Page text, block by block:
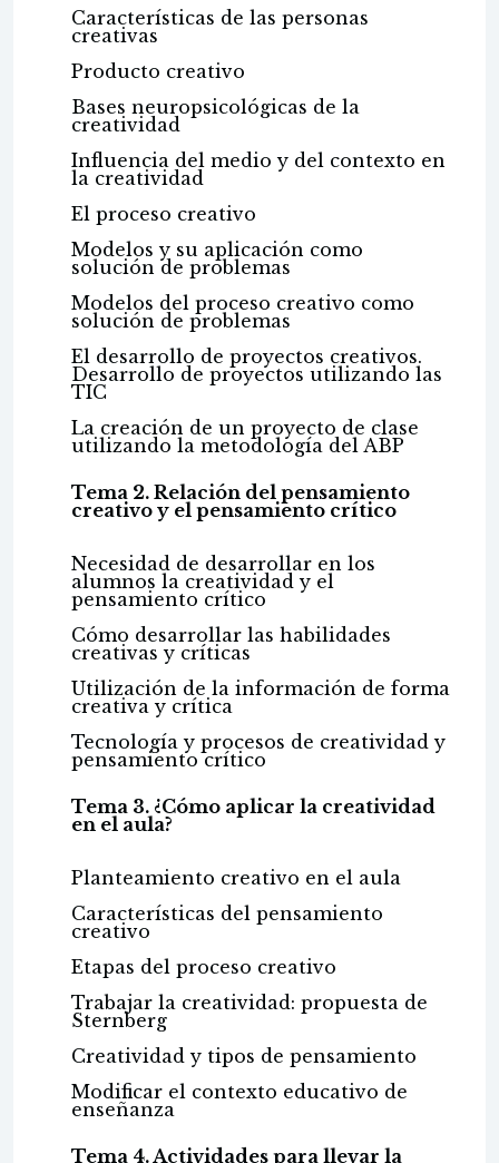
Características de las personas
creativas
Producto creativo
Bases neuropsicológicas de la
creatividad
Influencia del medio y del contexto en
la creatividad
El proceso creativo
Modelos y su aplicación como
solución de problemas
Modelos del proceso creativo como
solución de problemas
El desarrollo de proyectos creativos.
Desarrollo de proyectos utilizando las
TIC
La creación de un proyecto de clase
utilizando la metodología del ABP
Tema 2. Relación del pensamiento
creativo y el pensamiento crítico
Necesidad de desarrollar en los
alumnos la creatividad y el
pensamiento crítico
Cómo desarrollar las habilidades
creativas y críticas
Utilización de la información de forma
creativa y crítica
Tecnología y procesos de creatividad y
pensamiento crítico
Tema 3. ¿Cómo aplicar la creatividad
en el aula?
Planteamiento creativo en el aula
Características del pensamiento
creativo
Etapas del proceso creativo
Trabajar la creatividad: propuesta de
Sternberg
Creatividad y tipos de pensamiento
Modificar el contexto educativo de
enseñanza
Tema 4. Actividades para llevar la